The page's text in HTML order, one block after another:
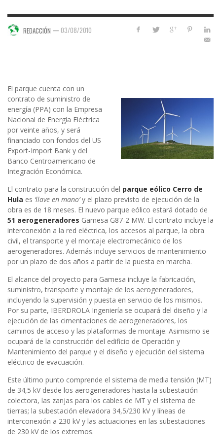
REDACCIÓN — 03/08/2010
El parque cuenta con un
contrato de suministro de
energía (PPA) con la Empresa
Nacional de Energía Eléctrica
por veinte años, y será
financiado con fondos del US
Export-Import Bank y del
Banco Centroamericano de
Integración Económica.
El contrato para la construcción del parque eólico Cerro de
Hula es ‘llave en mano’y el plazo previsto de ejecución de la
obra es de 18 meses. El nuevo parque eólico estará dotado de
51 aerogeneradores Gamesa G87-2 MW. El contrato incluye la
interconexión a la red eléctrica, los accesos al parque, la obra
civil, el transporte y el montaje electromecánico de los
aerogeneradores. Además incluye servicios de mantenimiento
por un plazo de dos años a partir de la puesta en marcha.
El alcance del proyecto para Gamesa incluye la fabricación,
suministro, transporte y montaje de los aerogeneradores,
incluyendo la supervisión y puesta en servicio de los mismos.
Por su parte, IBERDROLA Ingeniería se ocupará del diseño y la
ejecución de las cimentaciones de aerogeneradores, los
caminos de acceso y las plataformas de montaje. Asimismo se
ocupará de la construcción del edificio de Operación y
Mantenimiento del parque y el diseño y ejecución del sistema
eléctrico de evacuación.
Este último punto comprende el sistema de media tensión (MT)
de 34,5 kV desde los aerogeneradores hasta la subestación
colectora, las zanjas para los cables de MT y el sistema de
tierras; la subestación elevadora 34,5/230 kV y líneas de
interconexión a 230 kV y las actuaciones en las subestaciones
de 230 kV de los extremos.